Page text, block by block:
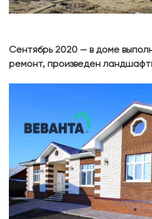
Сентябрь 2020 — в доме
ремонт, произведен